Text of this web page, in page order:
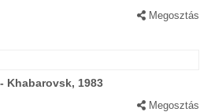
Megosztás
Khabarovsk, 1983
Megosztás